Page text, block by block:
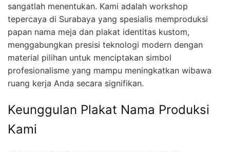
sangatlah menentukan. Kami adalah workshop
tepercaya di Surabaya yang spesialis memproduksi
papan nama meja dan plakat identitas kustom,
menggabungkan presisi teknologi modern dengan
material pilihan untuk menciptakan simbol
profesionalisme yang mampu meningkatkan wibawa
ruang kerja Anda secara signifikan.
Keunggulan Plakat Nama Produksi
Kami